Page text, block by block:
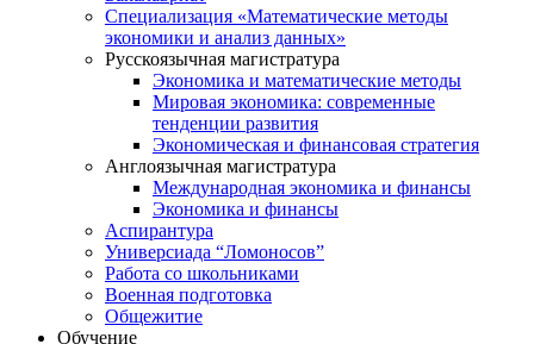
Специализация «Математические методы
экономики и анализ данных»
Русскоязычная магистратура
Экономика и математические методы
Мировая экономика: современные
тенденции развития
Экономическая и финансовая стратегия
Англоязычная магистратура
Международная экономика и финансы
Экономика и финансы
Аспирантура
Универсиада “Ломоносов”
Работа со школьниками
Военная подготовка
Общежитие
Обучение